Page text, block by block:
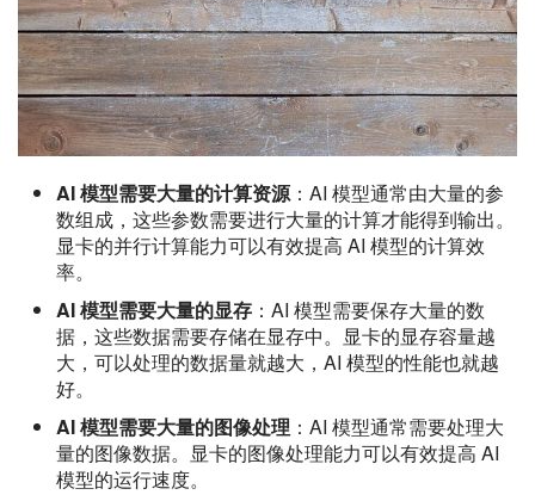
AI 模型需要大量的计算资源：AI 模型通常由大量的参
数组成，这些参数需要进行大量的计算才能得到输出。
显卡的并行计算能力可以有效提高 AI 模型的计算效
率。
AI 模型需要大量的显存 ：AI 模型需要保存大量的数
据，这些数据需要存储在显存中。显卡的显存容量越
大，可以处理的数据量就越大，AI 模型的性能也就越
好。
AI 模型需要大量的图像处理 ：AI 模型通常需要处理大
量的图像数据。显卡的图像处理能力可以有效提高 AI
模型的运行速度。